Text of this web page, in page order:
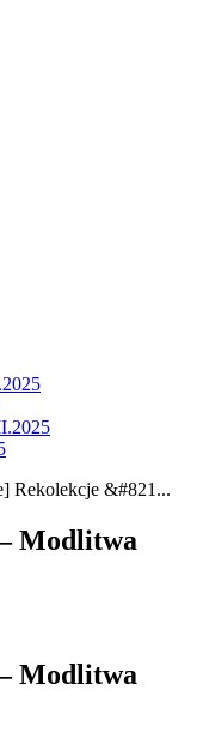
Rekolekcje &#821...
Modlitwa
Modlitwa